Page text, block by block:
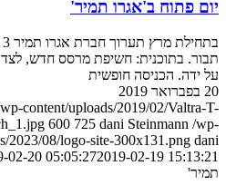
פתוח ב'אגרו תמיר'
בתחילת
בתוכנית: חשיפת מרסס חדש, לצד מיצג
הכניסה חופשית
wp-content/uploads/2019/02/
600 725 dani Steinmann
2023/08/logo-site-300x131.png
2019-02-20 05:05:272019-02-19